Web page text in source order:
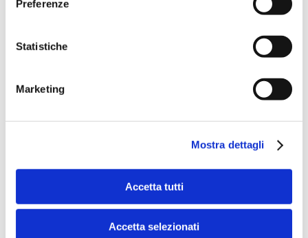
Preferenze
Statistiche
Marketing
Mostra dettagli
Accetta tutti
Accetta selezionati
(individui di
che
secoloil
salito di
quattro volte,